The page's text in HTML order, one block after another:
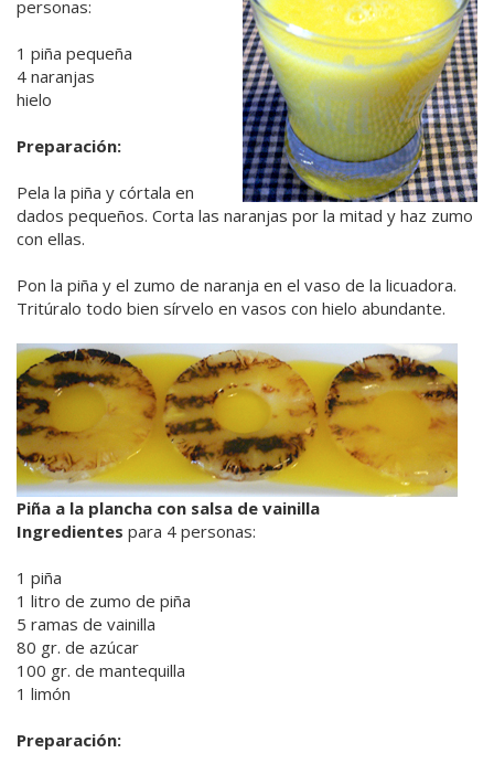
personas:
1 piña pequeña
4 naranjas
hielo
Preparación:
Pela la piña y córtala en
dados pequeños. Corta las naranjas por la mitad y haz zumo
con ellas.
Pon la piña y el zumo de naranja en el vaso de la licuadora.
Tritúralo todo bien sírvelo en vasos con hielo abundante.
Piña a la plancha con salsa de vainilla
Ingredientes para 4 personas:
1 piña
1 litro de zumo de piña
5 ramas de vainilla
80 gr. de azúcar
100 gr. de mantequilla
1 limón
Preparación: